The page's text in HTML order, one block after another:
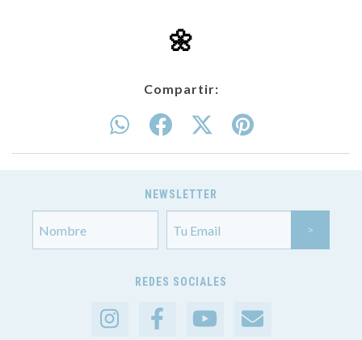
🌼
Compartir:
NEWSLETTER
REDES SOCIALES